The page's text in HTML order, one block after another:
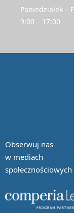
Poniedziałek –
9:00 – 17:00
Obserwuj nas
w mediach
społecznościowych